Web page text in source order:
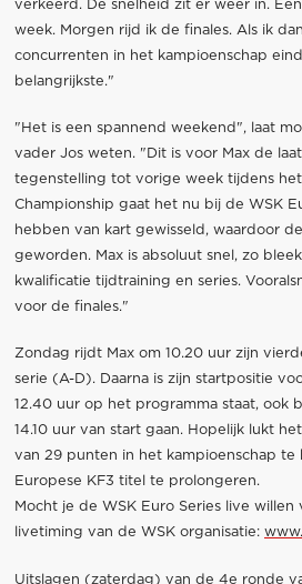
verkeerd. De snelheid zit er weer in.
week. Morgen rijd ik de finales. Als ik
concurrenten in het kampioenschap
belangrijkste."
"Het is een spannend weekend", laat
vader Jos weten. "Dit is voor Max de
tegenstelling tot vorige week tijdens het
Championship gaat het nu bij de WSK
hebben van kart gewisseld, waardoor
geworden. Max is absoluut snel, zo
kwalificatie tijdtraining en series.
voor de finales."
Zondag rijdt Max om 10.20 uur zijn
serie (A-D). Daarna is zijn startpositie
12.40 uur op het programma staat, ook
14.10 uur van start gaan. Hopelijk lukt
van 29 punten in het kampioenschap te
Europese KF3 titel te prolongeren.
Mocht je de WSK Euro Series live
livetiming van de WSK organisatie:
Uitslagen (zaterdag) van de 4e ronde